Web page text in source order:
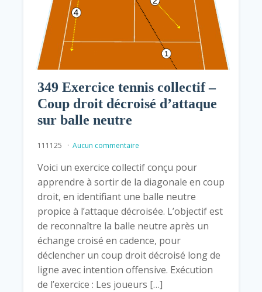
349 Exercice tennis collectif –
Coup droit décroisé d’attaque
sur balle neutre
111125 Aucun commentaire
Voici un exercice collectif conçu pour
apprendre à sortir de la diagonale en coup
droit, en identifiant une balle neutre
propice à l’attaque décroisée. L’objectif est
de reconnaître la balle neutre après un
échange croisé en cadence, pour
déclencher un coup droit décroisé long de
ligne avec intention offensive. Exécution
de l’exercice : Les joueurs […]